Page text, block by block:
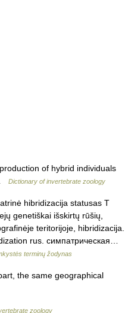
of hybrid individuals
Dictionary of invertebrate zoology
hibridizacija statusas T
genetiškai išskirtų rūšių,
teritorijoje, hibridizacija.
rus. симпатрическая…
terminų žodynas
the same geographical
zoology